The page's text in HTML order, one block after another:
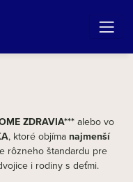
ZDRAVIA***alebo vo
, ktoré objíma najmenší
rôzneho štandardu pre
i rodiny s deťmi.